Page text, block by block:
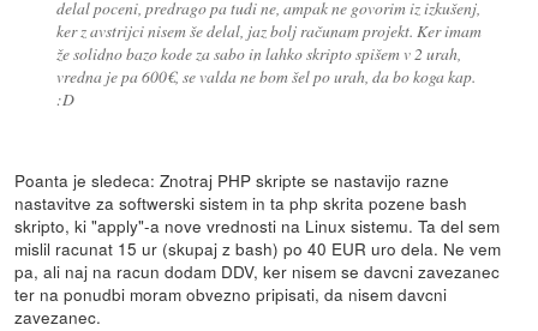
delal poceni, predrago pa tudi ne, ampak ne govorim iz izkušenj,
ker z avstrijci nisem še delal, jaz bolj računam projekt. Ker imam
že solidno bazo kode za sabo in lahko skripto spišem v 2 urah,
vredna je pa 600€, se valda ne bom šel po urah, da bo koga kap.
:D
Poanta je sledeca: Znotraj PHP skripte se nastavijo razne
nastavitve za softwerski sistem in ta php skrita pozene bash
skripto, ki "apply"-a nove vrednosti na Linux sistemu. Ta del sem
mislil racunat 15 ur (skupaj z bash) po 40 EUR uro dela. Ne vem
pa, ali naj na racun dodam DDV, ker nisem se davcni zavezanec
ter na ponudbi moram obvezno pripisati, da nisem davcni
zavezanec.